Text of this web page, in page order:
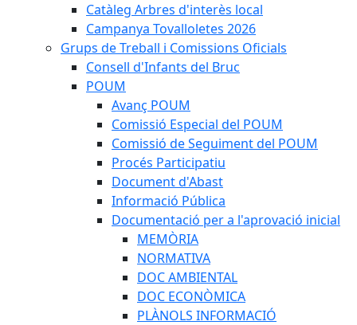
Catàleg Arbres d'interès local
Campanya Tovalloletes 2026
Grups de Treball i Comissions Oficials
Consell d'Infants del Bruc
POUM
Avanç POUM
Comissió Especial del POUM
Comissió de Seguiment del POUM
Procés Participatiu
Document d'Abast
Informació Pública
Documentació per a l'aprovació inicial
MEMÒRIA
NORMATIVA
DOC AMBIENTAL
DOC ECONÒMICA
PLÀNOLS INFORMACIÓ